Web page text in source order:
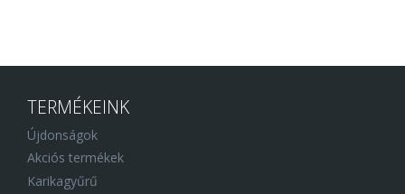
TERMÉKEINK
Újdonságok
Akciós termékek
Karikagyűrű